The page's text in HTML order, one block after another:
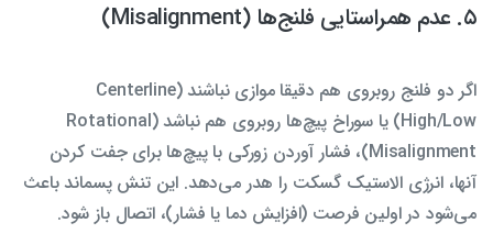
۵. عدم همراستایی فلنج‌ها (Misalignment)
اگر دو فلنج روبروی هم دقیقا موازی نباشند (Centerline
High/Low) یا سوراخ پیچ‌ها روبروی هم نباشد (Rotational
Misalignment)، فشار آوردن زورکی با پیچ‌ها برای جفت کردن
آنها، انرژی الاستیک گسکت را هدر می‌دهد. این تنش پسماند باعث
می‌شود در اولین فرصت (افزایش دما یا فشار)، اتصال باز شود.